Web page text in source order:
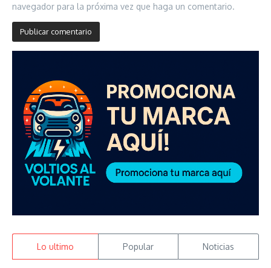
navegador para la próxima vez que haga un comentario.
Lo ultimo Popular Noticias